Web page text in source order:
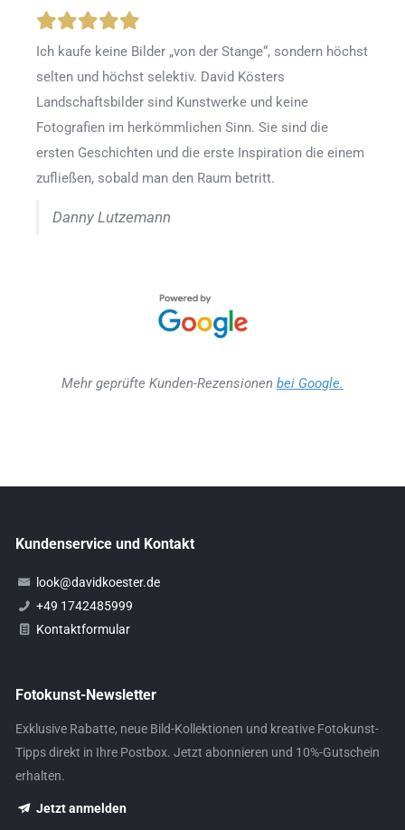
Ich kaufe keine Bilder „von der Stange“, sondern höchst
selten und höchst selektiv. David Kösters
Landschaftsbilder sind Kunstwerke und keine
Fotografien im herkömmlichen Sinn. Sie sind die
ersten Geschichten und die erste Inspiration die einem
zufließen, sobald man den Raum betritt.
Danny Lutzemann
Mehr geprüfte Kunden-Rezensionen bei Google.
Kundenservice und Kontakt
look@davidkoester.de
+49 1742485999
Kontaktformular
Fotokunst-Newsletter
Exklusive Rabatte, neue Bild-Kollektionen und kreative Fotokunst-
Tipps direkt in Ihre Postbox. Jetzt abonnieren und 10%-Gutschein
erhalten.
Jetzt anmelden